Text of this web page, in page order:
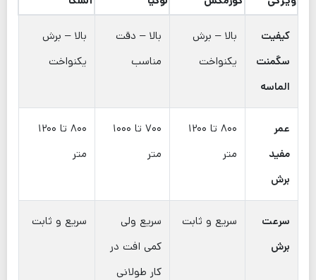
کیفیت
سگمنت
الماسه
بالا – برش
یکنواخت
بالا – دقت
مناسب
بالا – برش
یکنواخت
عمر
مفید
برش
۸۰۰ تا ۱۲۰۰
متر
۷۰۰ تا ۱۰۰۰
متر
۸۰۰ تا ۱۲۰۰
متر
سرعت
برش
سریع و ثابت
سریع ولی
کمی افت در
کار طولانی
سریع و ثابت